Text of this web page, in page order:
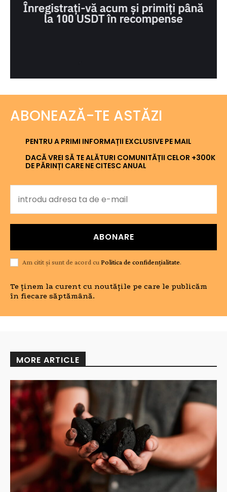
ABONEAZĂ-TE ASTĂZI
PENTRU A PRIMI INFORMAȚII EXCLUSIVE PE MAIL
DACĂ VREI SĂ TE ALĂTURI COMUNITĂȚII CELOR +300K
DE PĂRINȚI CARE NE CITESC ANUAL
ABONARE
Am citit și sunt de acord cuPolitica de confidențialitate.
Te ținem la curent cu noutățile pe care le publicăm
în fiecare săptămână.
MORE ARTICLE